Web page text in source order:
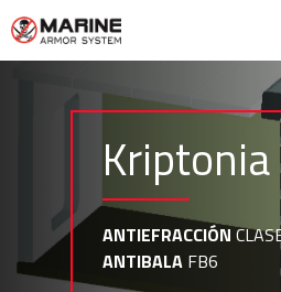
ANTIEFRACCIÓN
ANTIBALA FB6